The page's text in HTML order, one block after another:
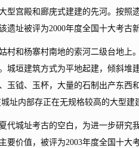
型宫殿和廊庑式建建的先河。按
遗址被评为2000年度全国十大考古新
和杨寨村南地的索河二级台地上
城垣建筑方式为平地起建，倾斜
玉钺、玉杯，大量的石制出产东
址内部存正在无规格较高的大型建
城址考古的空白，为进一步研究
要价值，被评为2003年度全国十大